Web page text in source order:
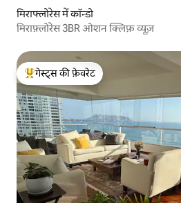
मिराफ्लोरेस में कॉन्डो
मिराफ़्लोरेस 3BR ओशन क्लिफ़ व्यूज़
गेस्ट्स का टॉप फ़ेवरेट
गेस्ट्स की फ़ेवरेट